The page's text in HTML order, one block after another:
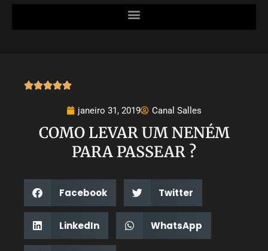

janeiro 31, 2019 Canal Salles
COMO LEVAR UM NENÉM
PARA PASSEAR ?
Facebook Twitter
LinkedIn WhatsApp